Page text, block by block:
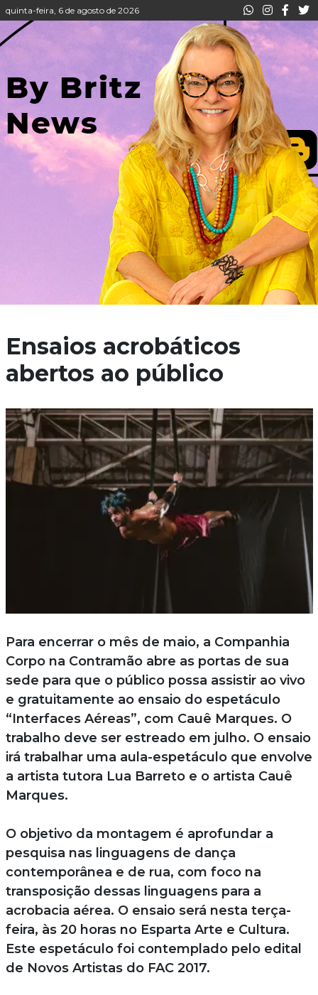
quinta-feira, 6 de agosto de 2026
Ensaios acrobáticos
abertos ao público
Para encerrar o mês de maio, a Companhia
Corpo na Contramão abre as portas de sua
sede para que o público possa assistir ao vivo
e gratuitamente ao ensaio do espetáculo
“Interfaces Aéreas”, com Cauê Marques. O
trabalho deve ser estreado em julho. O ensaio
irá trabalhar uma aula-espetáculo que envolve
a artista tutora Lua Barreto e o artista Cauê
Marques.
O objetivo da montagem é aprofundar a
pesquisa nas linguagens de dança
contemporânea e de rua, com foco na
transposição dessas linguagens para a
acrobacia aérea. O ensaio será nesta terça-
feira, às 20 horas no Esparta Arte e Cultura.
Este espetáculo foi contemplado pelo edital
de Novos Artistas do FAC 2017.